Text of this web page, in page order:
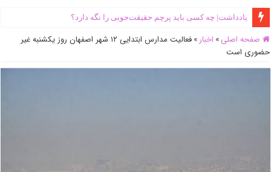
یادداشت| ‌چه کسی باید پرچم حقیقت‌جویی را نگه دارد؟
صفحه اصلی » اخبار »
فعالیت مدارس ابتدایی ۱۲ شهر اصفهان روز یکشنبه غیر
حضوری است